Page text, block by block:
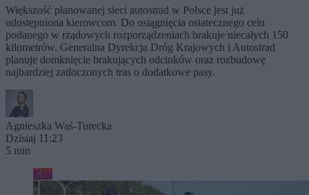
Większość planowanej sieci autostrad w Polsce jest już
udostępniona kierowcom. Do osiągnięcia ostatecznego celu
podanego w rządowych rozporządzeniach brakuje niecałych 150
kilometrów. Generalna Dyrekcja Dróg Krajowych i Autostrad
planuje domknięcie brakujących odcinków oraz rozbudowę
najbardziej zatłoczonych tras o dodatkowe pasy.
Agnieszka Waś-Turecka
Dzisiaj 11:23
5 min
Kraj